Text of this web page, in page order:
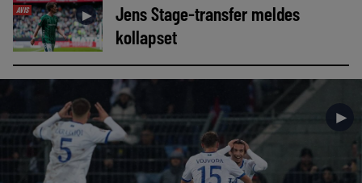
AVIS ►
Jens Stage-transfer meldes
kollapset
►